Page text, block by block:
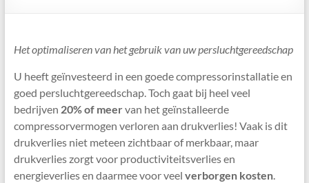
Het optimaliseren van het gebruik van uw persluchtgereedschap
U heeft geïnvesteerd in een goede compressorinstallatie en
goed persluchtgereedschap. Toch gaat bij heel veel
bedrijven 20% of meervan het geïnstalleerde
compressorvermogen verloren aan drukverlies! Vaak is dit
drukverlies niet meteen zichtbaar of merkbaar, maar
drukverlies zorgt voor productiviteitsverlies en
energieverlies en daarmee voor veel verborgen kosten.